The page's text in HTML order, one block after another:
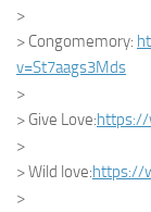
>
> Congomemory:
v=St7aags3Mds
>
> Give Love:https://
>
> Wild love:https://
>